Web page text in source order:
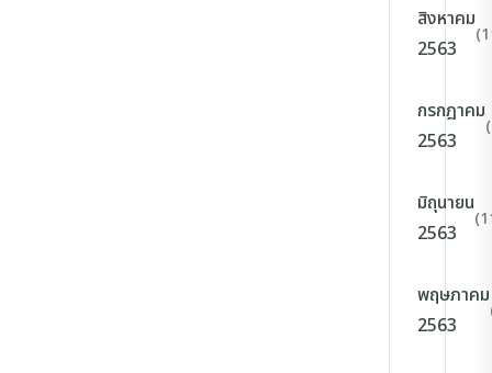
สิงหาคม
2563
กรกฎาคม
2563
มิถุนายน
2563
พฤษภาคม
2563